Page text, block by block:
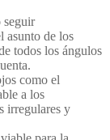
seguir
asunto de los
todos los ángulos
como el
a los
irregulares y